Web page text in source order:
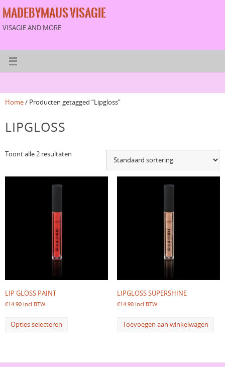
MADEBYMAUS VISAGIE
VISAGIE AND MORE
Home/ Producten getagged “Lipgloss”
LIPGLOSS
Toont alle 2 resultaten
LIP GLOSS PAINT
€14.90 Incl BTW
Opties selecteren
LIPGLOSS SUPERSHINE
€14.90 Incl BTW
Toevoegen aan winkelwagen